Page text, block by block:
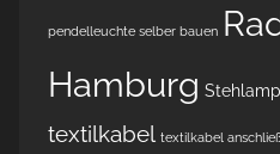
pendelleuchte selber bauen
Hamburg
textilkabel textilkabel